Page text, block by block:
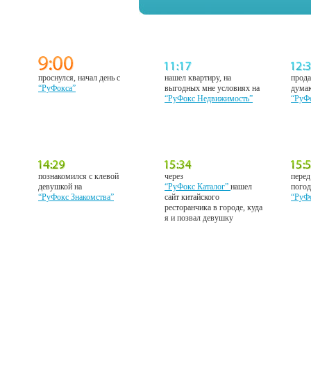
проснулся, начал день с
“РуФокса”
нашел квартиру, на
выгодных мне условиях на
“РуФокс Недвижимость”
познакомился с клевой
девушкой на
“РуФокс Знакомства”
через
“РуФокс Каталог”нашел
сайт китайского
ресторанчика в городе, куда
я и позвал девушку